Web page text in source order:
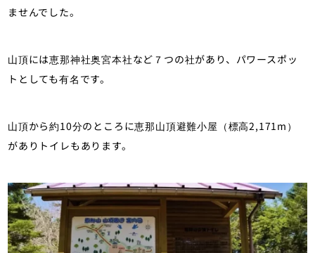
ませんでした。
山頂には恵那神社奥宮本社など７つの社があり、パワースポッ
トとしても有名です。
山頂から約10分のところに恵那山頂避難小屋（標高2,171m）
がありトイレもあります。